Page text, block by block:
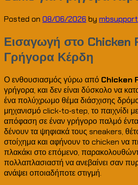
Posted on 08/06/2026 by mbsupport
Εισαγωγή στο Chicken
Γρήγορα Κέρδη
Ο ενθουσιασμός γύρω από Chicken
γρήγορα, και δεν είναι δύσκολο να
ένα πολύχρωμο θέμα διάσχισης
μηχανισμό click‑to‑step, το παιχνίδι
απόφαση σε έναν γρήγορο παλμό
δένουν τα ψηφιακά τους sneakers,
στοίχημα και αφήνουν το chicken να
πλακάκι στο επόμενο,
πολλαπλασιαστή να ανεβαίνει σαν
ανάψει οποιαδήποτε στιγμή.